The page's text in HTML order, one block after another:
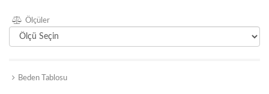
Ölçüler
Beden Tablosu